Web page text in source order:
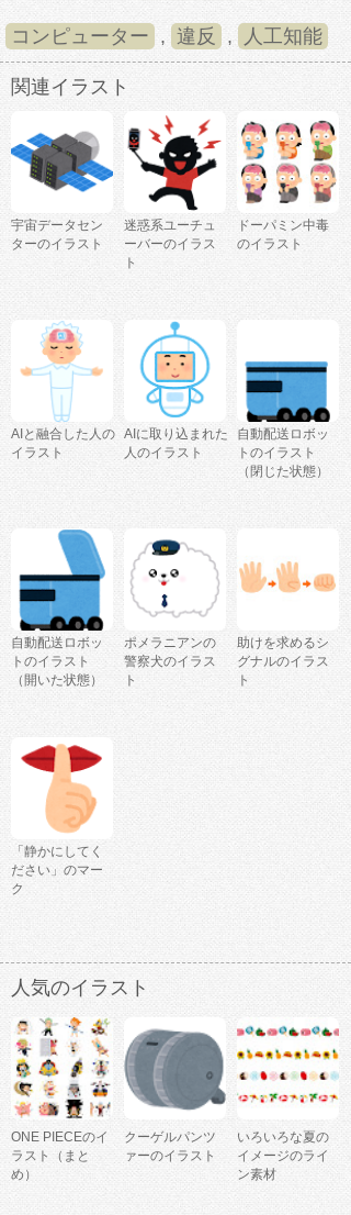
コンピューター , 違反 , 人工知能
関連イラスト
宇宙データセン
ターのイラスト
迷惑系ユーチュ
ーバーのイラス
ト
ドーパミン中毒
のイラスト
AIと融合した人の
イラスト
AIに取り込まれた
人のイラスト
自動配送ロボッ
トのイラスト
（閉じた状態）
自動配送ロボッ
トのイラスト
（開いた状態）
ポメラニアンの
警察犬のイラス
ト
助けを求めるシ
グナルのイラス
ト
「静かにしてく
ださい」のマー
ク
人気のイラスト
ONE PIECEのイ
ラスト（まと
め）
クーゲルパンツ
ァーのイラスト
いろいろな夏の
イメージのライ
ン素材